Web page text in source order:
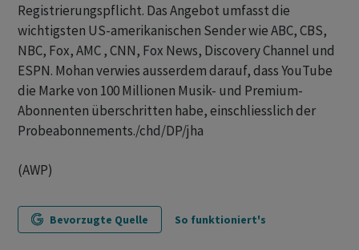
Registrierungspflicht. Das Angebot umfasst die
wichtigsten US-amerikanischen Sender wie ABC, CBS,
NBC, Fox, AMC , CNN, Fox News, Discovery Channel und
ESPN. Mohan verwies ausserdem darauf, dass YouTube
die Marke von 100 Millionen Musik- und Premium-
Abonnenten überschritten habe, einschliesslich der
Probeabonnements./chd/DP/jha
(AWP)
Bevorzugte Quelle So funktioniert's